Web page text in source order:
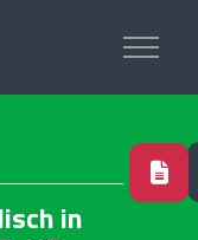
in